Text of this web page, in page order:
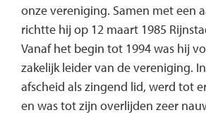
onze vereniging. Samen met een
richtte hij op 12 maart 1985
Vanaf het begin tot 1994 was hij
zakelijk leider van de vereniging.
afscheid als zingend lid, werd tot
en was tot zijn overlijden zeer